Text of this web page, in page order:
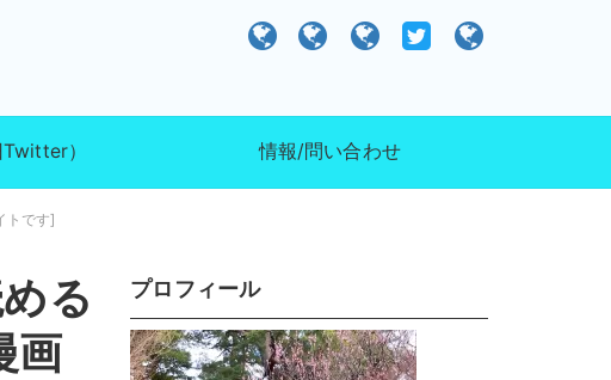
） 情報/問い合わせ
トです]
る
画
プロフィール